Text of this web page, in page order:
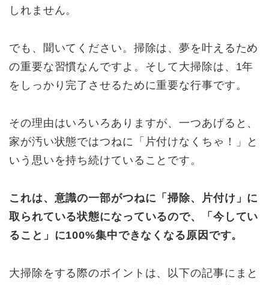
しれません。
でも、聞いてください。掃除は、夢を叶えるため
の重要な習慣なんですよ。そして大掃除は、1年
をしっかり完了させるために重要な行事です。
その理由はいろいろありますが、一つあげると、
家が汚い状態ではつねに「片付けなくちゃ！」と
いう思いを持ち続けていることです。
これは、意識の一部がつねに「掃除、片付け」に
取られている状態になっているので、「今してい
ること」に100%集中できなくなる原因です。
大掃除をする際のポイントは、以下の記事にまと